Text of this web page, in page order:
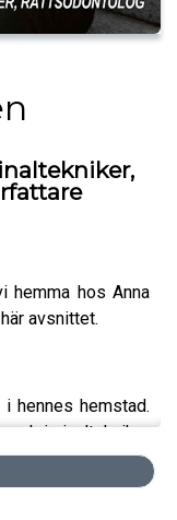
hemma hos Anna
avsnittet.
hennes hemstad.
kriminaltekniker
ett väldigt otäckt